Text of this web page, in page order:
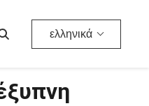
ελληνικά